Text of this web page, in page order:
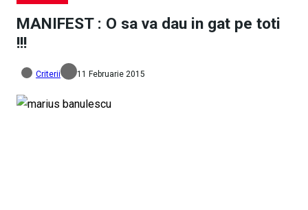
MANIFEST : O sa va dau in gat pe toti
!!!
Criterii 11 Februarie 2015